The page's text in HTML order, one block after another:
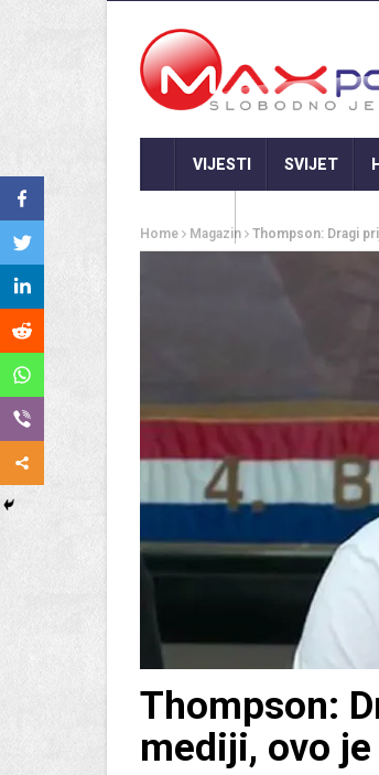
VIJESTI SVIJET
Home Magazin Thompson: Dragi
Thompson:
mediji, ovo